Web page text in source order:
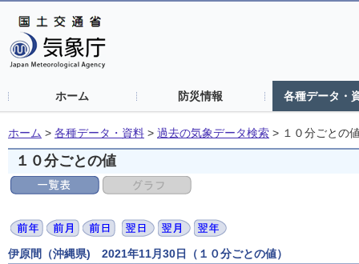
ホーム 防災情報 各種データ・
ホーム > 各種データ・資料 > 過去の気象データ検索 > １０分ごとの
１０分ごとの値
伊原間（沖縄県) 2021年11月30日（１０分ごとの値）